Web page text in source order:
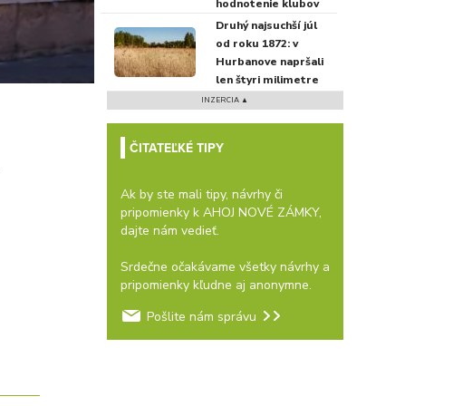
hodnotenie klubov
Druhý najsuchší júl
od roku 1872: v
Hurbanove napršali
len štyri milimetre
INZERCIA ▲
ČITATEĽKÉ TIPY
Ak by ste mali tipy, návrhy či
pripomienky k AHOJ NOVÉ ZÁMKY,
dajte nám vedieť.
Srdečne očakávame všetky návrhy a
pripomienky kľudne aj anonymne.
Pošlite nám správu